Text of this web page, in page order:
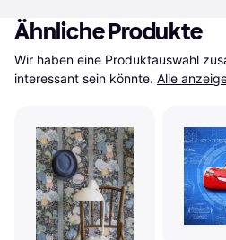
Ähnliche Produkte
Wir haben eine Produktauswahl
interessant sein könnte. Alle